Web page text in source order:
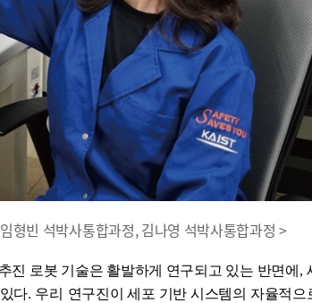
형빈 석박사통합과정, 김나영 석박사통합과정 >
진 로봇 기술은 활발하게 연구되고 있는 반면에 ,
다. 우리 연구진이 세포 기반 시스템의 자율적으